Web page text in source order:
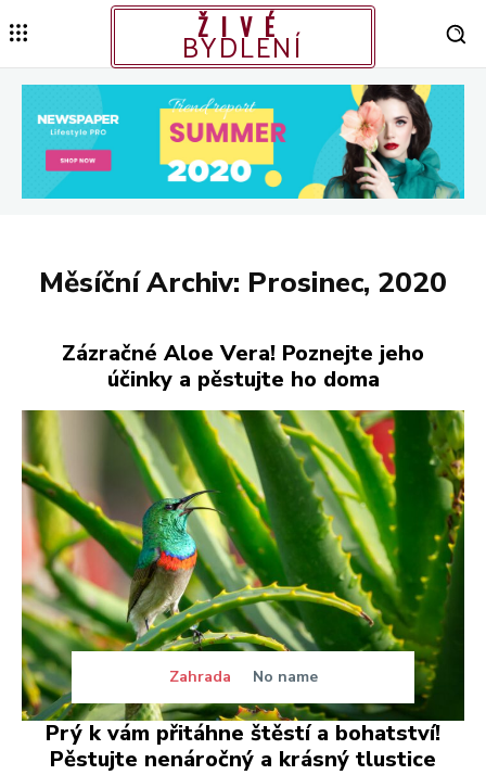
ŽIVÉ
BYDLENÍ
Měsíční Archiv: Prosinec, 2020
Zázračné Aloe Vera! Poznejte jeho
účinky a pěstujte ho doma
Zahrada No name
Prý k vám přitáhne štěstí a bohatství!
Pěstujte nenáročný a krásný tlustice